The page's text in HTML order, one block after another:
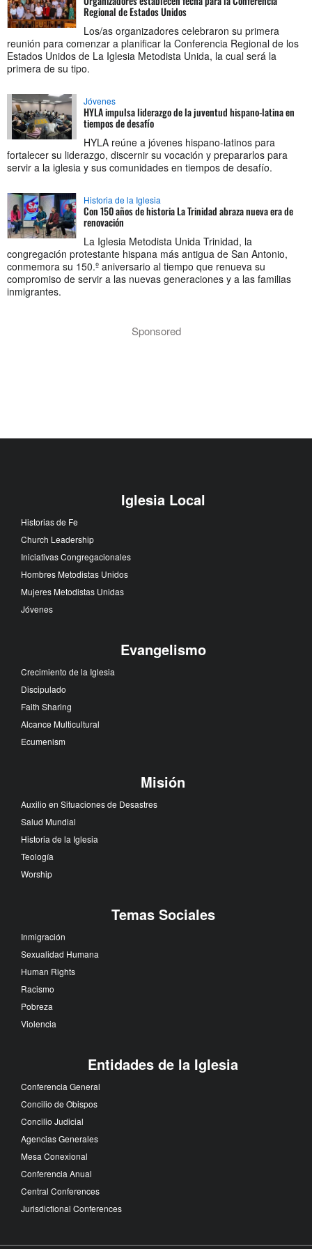
Regional de Estados Unidos
Los/as organizadores celebraron su primera
reunión para comenzar a planificar la Conferencia Regional de los
Estados Unidos de La Iglesia Metodista Unida, la cual será la
primera de su tipo.
Jóvenes
HYLA impulsa liderazgo de la juventud hispano-latina en
tiempos de desafío
HYLA reúne a jóvenes hispano-latinos para
fortalecer su liderazgo, discernir su vocación y prepararlos para
servir a la iglesia y sus comunidades en tiempos de desafío.
Historia de la Iglesia
Con 150 años de historia La Trinidad abraza nueva era de
renovación
La Iglesia Metodista Unida Trinidad, la
congregación protestante hispana más antigua de San Antonio,
conmemora su 150.º aniversario al tiempo que renueva su
compromiso de servir a las nuevas generaciones y a las familias
inmigrantes.
Sponsored
Iglesia Local
Historias de Fe
Church Leadership
Iniciativas Congregacionales
Hombres Metodistas Unidos
Mujeres Metodistas Unidas
Jóvenes
Evangelismo
Crecimiento de la Iglesia
Discipulado
Faith Sharing
Alcance Multicultural
Ecumenism
Misión
Auxilio en Situaciones de Desastres
Salud Mundial
Historia de la Iglesia
Teología
Worship
Temas Sociales
Inmigración
Sexualidad Humana
Human Rights
Racismo
Pobreza
Violencia
Entidades de la Iglesia
Conferencia General
Concilio de Obispos
Concilio Judicial
Agencias Generales
Mesa Conexional
Conferencia Anual
Central Conferences
Jurisdictional Conferences